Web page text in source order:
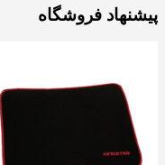
پیشنهاد فروشگاه